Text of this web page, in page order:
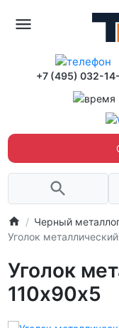
+7 (495) 032-
Черный
Уголок
Уголок
110х90х5